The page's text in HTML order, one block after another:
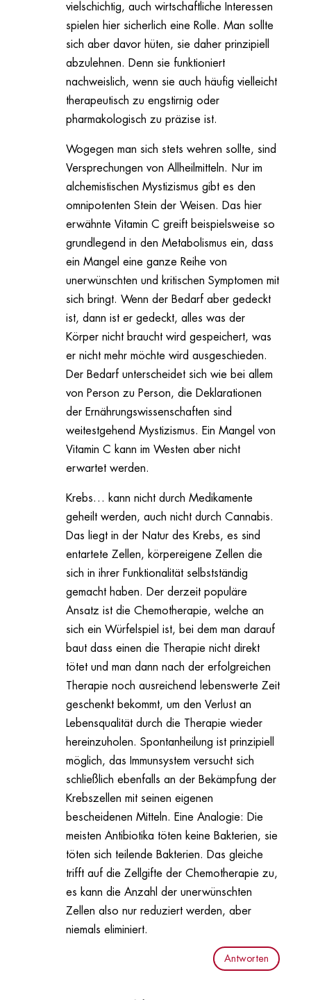
vielschichtig, auch wirtschaftliche Interessen
spielen hier sicherlich eine Rolle. Man sollte
sich aber davor hüten, sie daher prinzipiell
abzulehnen. Denn sie funktioniert
nachweislich, wenn sie auch häufig vielleicht
therapeutisch zu engstirnig oder
pharmakologisch zu präzise ist.
Wogegen man sich stets wehren sollte, sind
Versprechungen von Allheilmitteln. Nur im
alchemistischen Mystizismus gibt es den
omnipotenten Stein der Weisen. Das hier
erwähnte Vitamin C greift beispielsweise so
grundlegend in den Metabolismus ein, dass
ein Mangel eine ganze Reihe von
unerwünschten und kritischen Symptomen mit
sich bringt. Wenn der Bedarf aber gedeckt
ist, dann ist er gedeckt, alles was der
Körper nicht braucht wird gespeichert, was
er nicht mehr möchte wird ausgeschieden.
Der Bedarf unterscheidet sich wie bei allem
von Person zu Person, die Deklarationen
der Ernährungswissenschaften sind
weitestgehend Mystizismus. Ein Mangel von
Vitamin C kann im Westen aber nicht
erwartet werden.
Krebs… kann nicht durch Medikamente
geheilt werden, auch nicht durch Cannabis.
Das liegt in der Natur des Krebs, es sind
entartete Zellen, körpereigene Zellen die
sich in ihrer Funktionalität selbstständig
gemacht haben. Der derzeit populäre
Ansatz ist die Chemotherapie, welche an
sich ein Würfelspiel ist, bei dem man darauf
baut dass einen die Therapie nicht direkt
tötet und man dann nach der erfolgreichen
Therapie noch ausreichend lebenswerte Zeit
geschenkt bekommt, um den Verlust an
Lebensqualität durch die Therapie wieder
hereinzuholen. Spontanheilung ist prinzipiell
möglich, das Immunsystem versucht sich
schließlich ebenfalls an der Bekämpfung der
Krebszellen mit seinen eigenen
bescheidenen Mitteln. Eine Analogie: Die
meisten Antibiotika töten keine Bakterien, sie
töten sich teilende Bakterien. Das gleiche
trifft auf die Zellgifte der Chemotherapie zu,
es kann die Anzahl der unerwünschten
Zellen also nur reduziert werden, aber
niemals eliminiert.
Antworten